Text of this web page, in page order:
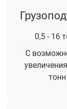
0,5 - 16
С
тонн